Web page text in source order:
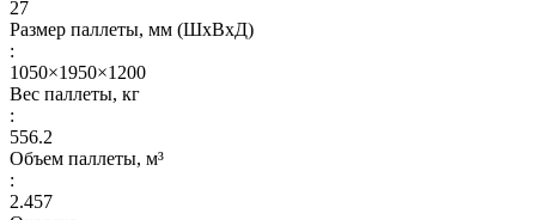
27
Размер паллеты, мм (ШхВхД)
:
1050×1950×1200
Вес паллеты, кг
:
556.2
Объем паллеты, м³
:
2.457